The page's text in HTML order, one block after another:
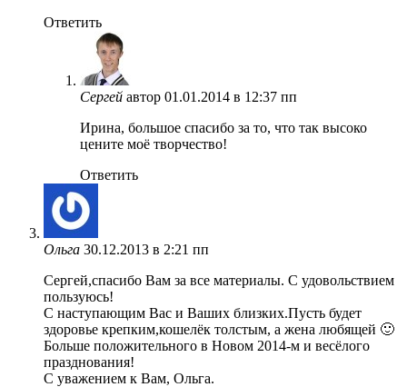
Ответить
Сергей автор 01.01.2014 в 12:37 пп
Ирина, большое спасибо за то, что так высоко
цените моё творчество!
Ответить
Ольга 30.12.2013 в 2:21 пп
Сергей,спасибо Вам за все материалы. С удовольствием
пользуюсь!
С наступающим Вас и Ваших близких.Пусть будет
здоровье крепким,кошелёк толстым, а жена любящей 🙂
Больше положительного в Новом 2014-м и весёлого
празднования!
С уважением к Вам, Ольга.